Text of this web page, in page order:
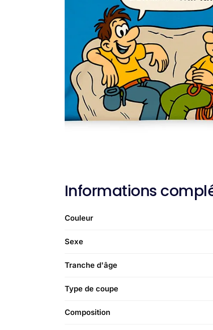
Informations
Couleur
Sexe
Tranche d'âge
Type de coupe
Composition